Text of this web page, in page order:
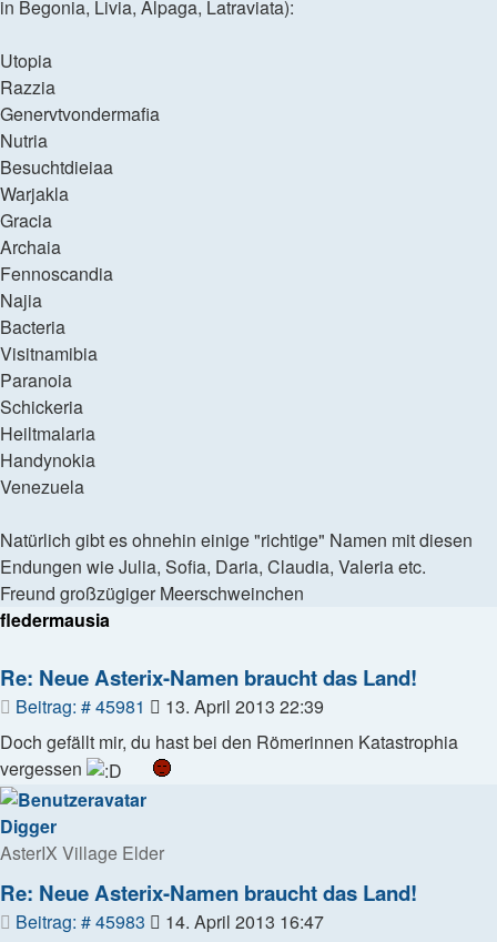
in Begonia, Livia, Alpaga, Latraviata):
Utopia
Razzia
Genervtvondermafia
Nutria
Besuchtdieiaa
Warjakla
Gracia
Archaia
Fennoscandia
Najia
Bacteria
Visitnamibia
Paranoia
Schickeria
Heiltmalaria
Handynokia
Venezuela
Natürlich gibt es ohnehin einige "richtige" Namen mit diesen
Endungen wie Julia, Sofia, Daria, Claudia, Valeria etc.
Freund großzügiger Meerschweinchen
fledermausia
Re: Neue Asterix-Namen braucht das Land!
Beitrag: # 45981 Beitrag
13. April 2013 22:39
Doch gefällt mir, du hast bei den Römerinnen Katastrophia
vergessen
Digger
AsterIX Village Elder
Re: Neue Asterix-Namen braucht das Land!
Beitrag: # 45983 Beitrag
14. April 2013 16:47